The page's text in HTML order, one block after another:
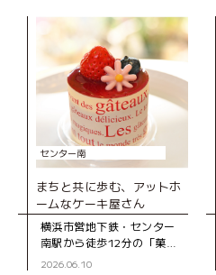
プンしたベーカリー。木の
ぬくもりを感じる店内のシ
ョー
センター南
まちと共に歩む、アットホ
ームなケーキ屋さん
横浜市営地下鉄・センター
南駅から徒歩12分の「菓子
工房スグーリ」は、パティ
2026.06.10